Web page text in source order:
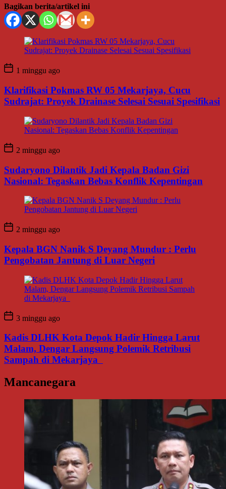
Bagikan berita/artikel ini
1 minggu ago
Klarifikasi Pokmas RW 05 Mekarjaya, Cucu
Sudrajat: Proyek Drainase Selesai Sesuai Spesifikasi
2 minggu ago
Sudaryono Dilantik Jadi Kepala Badan Gizi
Nasional: Tegaskan Bebas Konflik Kepentingan
2 minggu ago
Kepala BGN Nanik S Deyang Mundur : Perlu
Pengobatan Jantung di Luar Negeri
3 minggu ago
Kadis DLHK Kota Depok Hadir Hingga Larut
Malam, Dengar Langsung Polemik Retribusi
Sampah di Mekarjaya
Mancanegara